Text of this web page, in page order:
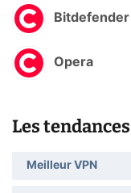
Bitdefender
Opera
Les tendances
Meilleur VPN